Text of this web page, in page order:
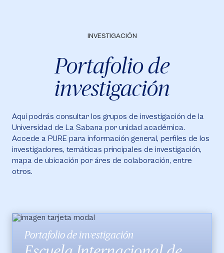
INVESTIGACIÓN
Portafolio de
investigación
Aquí podrás consultar los grupos de investigación de la
Universidad de La Sabana por unidad académica.
Accede a PURE para información general, perfiles de los
investigadores, temáticas principales de investigación,
mapa de ubicación por áres de colaboración, entre
otros.
Portafolio de investigación